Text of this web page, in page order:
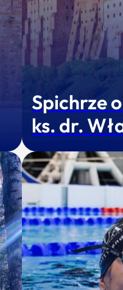
Spichrze
ks. dr.